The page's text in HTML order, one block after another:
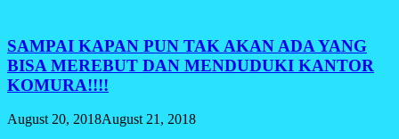
SAMPAI KAPAN PUN TAK AKAN ADA YANG
BISA MEREBUT DAN MENDUDUKI KANTOR
KOMURA!!!!
August 20, 2018August 21, 2018